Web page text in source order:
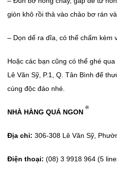
giòn khô rồi thả vào chảo bơ rán
– Dọn dế ra dĩa, có thể chấm kèm
Hoặc các bạn cũng có thể ghé
Lê Văn Sỹ, P.1, Q. Tân Bình để
cùng độc đáo nhé.
NHÀ HÀNG QUÁ NGON
®
Địa chỉ: 306-308 Lê Văn Sỹ,
Điện thoại: (08) 3 9918 964 (5